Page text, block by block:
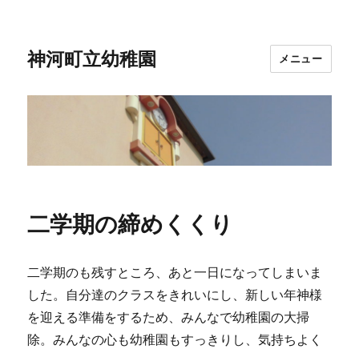
神河町立幼稚園 メニュー
二学期の締めくくり
二学期のも残すところ、あと一日になってしまいま
した。自分達のクラスをきれいにし、新しい年神様
を迎える準備をするため、みんなで幼稚園の大掃
除。みんなの心も幼稚園もすっきりし、気持ちよく